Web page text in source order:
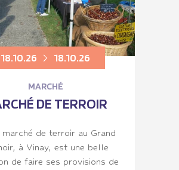
18.10.26 18.10.26
MARCHÉ
DE TERROIR
de terroir au Grand
à Vinay, est une belle
de faire ses provisions de